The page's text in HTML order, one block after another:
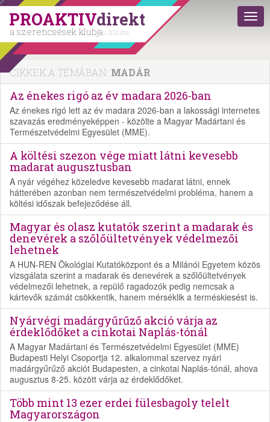
PROAKTIVdirekt
a szerencsések klubja | 2011 óta
CIKKEK A TÉMÁBAN: MADÁR
Az énekes rigó az év madara 2026-ban
Az énekes rigó lett az év madara 2026-ban a lakossági internetes
szavazás eredményeképpen - közölte a Magyar Madártani és
Természetvédelmi Egyesület (MME).
A költési szezon vége miatt látni kevesebb
madarat augusztusban
A nyár végéhez közeledve kevesebb madarat látni, ennek
hátterében azonban nem természetvédelmi probléma, hanem a
költési időszak befejeződése áll.
Magyar és olasz kutatók szerint a madarak és
denevérek a szőlőültetvények védelmezői
lehetnek
A HUN-REN Ökológiai Kutatóközpont és a Milánói Egyetem közös
vizsgálata szerint a madarak és denevérek a szőlőültetvények
védelmezői lehetnek, a repülő ragadozók pedig nemcsak a
kártevők számát csökkentik, hanem mérséklik a terméskiesést is.
Nyárvégi madárgyűrűző akció várja az
érdeklődőket a cinkotai Naplás-tónál
A Magyar Madártani és Természetvédelmi Egyesület (MME)
Budapesti Helyi Csoportja 12. alkalommal szervez nyári
madárgyűrűző akciót Budapesten, a cinkotai Naplás-tónál, ahova
augusztus 8-25. között várja az érdeklődőket.
Több mint 13 ezer erdei fülesbagoly telelt
Magyarországon